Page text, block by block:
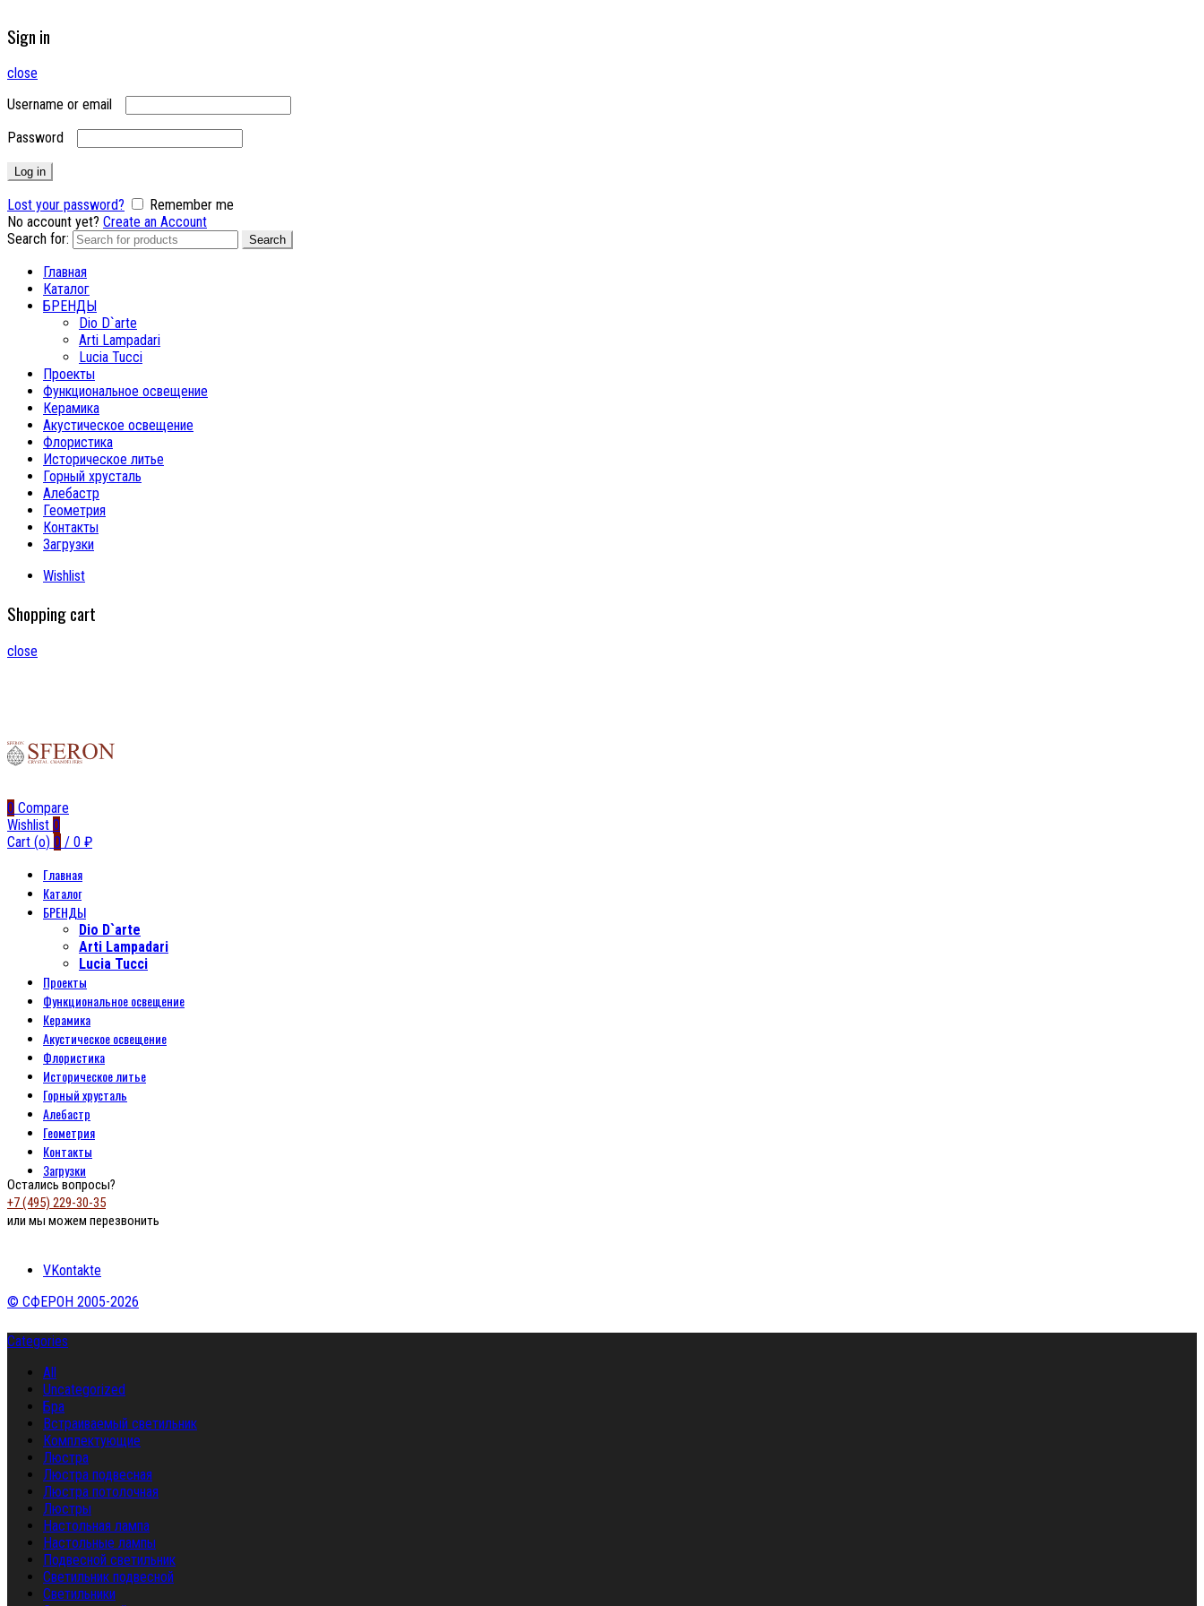
Sign in
close
Username or email
Password
Log in
Lost your password?
Remember me
No account yet? Create an Account
Search for:
Search
Главная
Каталог
БРЕНДЫ
Dio D`arte
Arti Lampadari
Lucia Tucci
Проекты
Функциональное освещение
Керамика
Акустическое освещение
Флористика
Историческое литье
Горный хрусталь
Алебастр
Геометрия
Контакты
Загрузки
Wishlist
Shopping cart
close
0 Compare
Wishlist 0
Cart (o) 0 / 0 ₽
Главная
Каталог
БРЕНДЫ
Dio D`arte
Arti Lampadari
Lucia Tucci
Проекты
Функциональное освещение
Керамика
Акустическое освещение
Флористика
Историческое литье
Горный хрусталь
Алебастр
Геометрия
Контакты
Загрузки
Остались вопросы?
+7 (495) 229-30-35
или мы можем перезвонить
VKontakte
© СФЕРОН 2005-2026
Categories
All
Uncategorized
Бра
Встраиваемый светильник
Комплектующие
Люстра
Люстра подвесная
Люстра потолочная
Люстры
Настольная лампа
Настольные лампы
Подвесной светильник
Светильник подвесной
Светильники